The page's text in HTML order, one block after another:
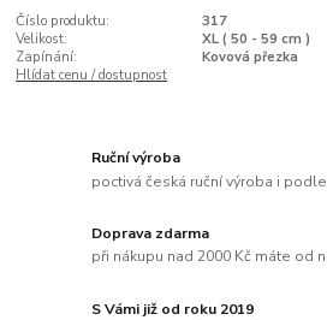
Číslo produktu:
317
Velikost:
XL ( 50 - 59 cm )
Zapínání:
Kovová přezka
Hlídat cenu / dostupnost
Ruční výroba
poctivá česká ruční výroba i
Doprava zdarma
při nákupu nad 2000 Kč máte od
S Vámi již od roku 2019